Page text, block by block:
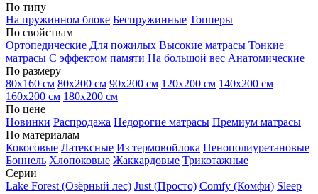
По типу
На пружинном блоке Беспружинные Топперы
По свойствам
Ортопедические Для пожилых Высокие матрасы Тонкие
матрасы С эффектом памяти На большой вес Анатомические
По размеру
80х160 см 80х200 см 90х200 см 120х200 см 140х200 см
160х200 см 180х200 см
По цене
Новинки Распродажа Недорогие матрасы Премиум матрасы
По материалам
Кокосовые Латексные Из термовойлока Пенополиуретановые
Боннель Хлопоковые Жаккардовые Трикотажные
Серии
Lake Forest (Озёрный лес) Just (Просто) Comfy (Комфи) Sleep